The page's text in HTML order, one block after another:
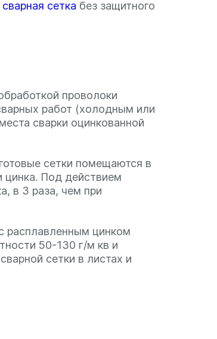
сетка без защитного
проволоки
работ (холодным или
сварки оцинкованной
сетки помещаются в
цинка. Под действием
в 3 раза, чем при
расплавленным цинком
50-130 г/м кв и
сетки в листах и